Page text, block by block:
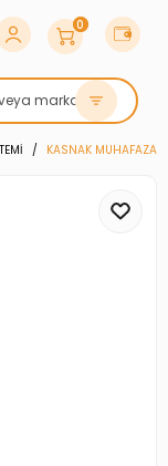
0
KASNAK